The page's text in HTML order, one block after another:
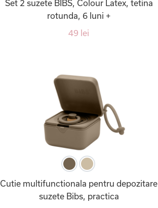
Set 2 suzete BIBS, Colour Latex, tetina
rotunda, 6 luni +
49 lei
Cutie multifunctionala pentru depozitare
suzete Bibs, practica